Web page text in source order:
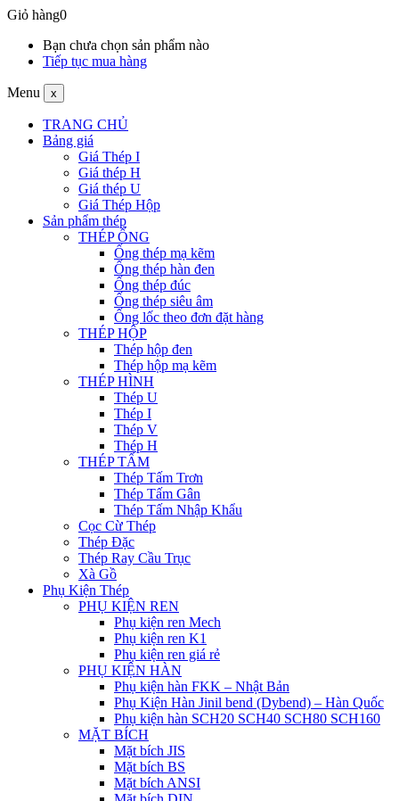
Giỏ hàng0
Bạn chưa chọn sản phẩm nào
Tiếp tục mua hàng
Menu x
TRANG CHỦ
Bảng giá
Giá Thép I
Giá thép H
Giá thép U
Giá Thép Hộp
Sản phẩm thép
THÉP ỐNG
Ống thép mạ kẽm
Ống thép hàn đen
Ống thép đúc
Ống thép siêu âm
Ống lốc theo đơn đặt hàng
THÉP HỘP
Thép hộp đen
Thép hộp mạ kẽm
THÉP HÌNH
Thép U
Thép I
Thép V
Thép H
THÉP TẤM
Thép Tấm Trơn
Thép Tấm Gân
Thép Tấm Nhập Khẩu
Cọc Cừ Thép
Thép Đặc
Thép Ray Cầu Trục
Xà Gồ
Phụ Kiện Thép
PHỤ KIỆN REN
Phụ kiện ren Mech
Phụ kiện ren K1
Phụ kiện ren giá rẻ
PHỤ KIỆN HÀN
Phụ kiện hàn FKK – Nhật Bản
Phụ Kiện Hàn Jinil bend (Dybend) – Hàn Quốc
Phụ kiện hàn SCH20 SCH40 SCH80 SCH160
MẶT BÍCH
Mặt bích JIS
Mặt bích BS
Mặt bích ANSI